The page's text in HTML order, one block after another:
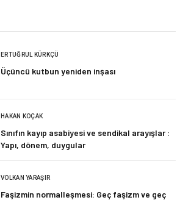
ERTUĞRUL KÜRKÇÜ
Üçüncü kutbun yeniden inşası
HAKAN KOÇAK
Sınıfın kayıp asabiyesi ve sendikal arayışlar :
Yapı, dönem, duygular
VOLKAN YARAŞIR
Faşizmin normalleşmesi: Geç faşizm ve geç